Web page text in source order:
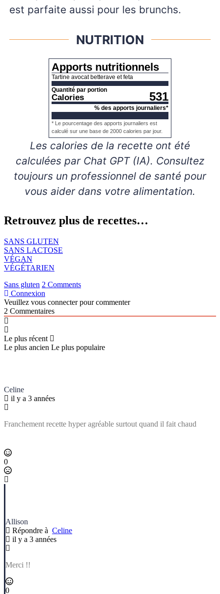
est parfaite aussi pour les brunchs.
NUTRITION
Apports nutritionnels
Tartine avocat betterave et feta
Quantité par portion
Calories 531
% des apports journaliers*
* Le pourcentage des apports journaliers est
calculé sur une base de 2000 calories par jour.
Les calories de la recette ont été
calculées par Chat GPT (IA). Consultez
toujours un professionnel de santé pour
vous aider dans votre alimentation.
Retrouvez plus de recettes…
SANS GLUTEN
SANS LACTOSE
VÉGAN
VÉGÉTARIEN
Sans gluten 2 Comments
Connexion
Veuillez vous connecter pour commenter
2 Commentaires
Le plus récent
Le plus ancien Le plus populaire
Celine
il y a 3 années
Franchement recette hyper agréable surtout quand il fait chaud
0
Allison
Répondre à Celine
il y a 3 années
Merci !!
0